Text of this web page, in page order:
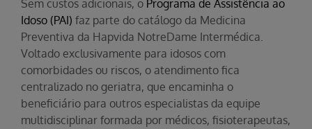
Sem custos adicionais, o Programa de Assistência ao
Idoso (PAI) faz parte do catálogo da Medicina
Preventiva da Hapvida NotreDame Intermédica.
Voltado exclusivamente para idosos com
comorbidades ou riscos, o atendimento fica
centralizado no geriatra, que encaminha o
beneficiário para outros especialistas da equipe
multidisciplinar formada por médicos, fisioterapeutas,